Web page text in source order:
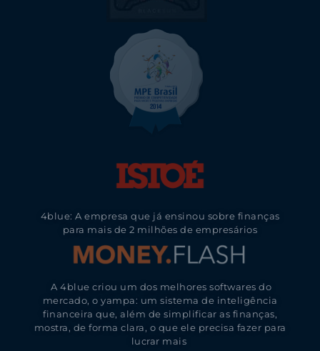
4blue: A empresa que já ensinou sobre finanças
para mais de 2 milhões de empresários
A 4blue criou um dos melhores softwares do
mercado, o yampa: um sistema de inteligência
financeira que, além de simplificar as finanças,
mostra, de forma clara, o que ele precisa fazer para
lucrar mais